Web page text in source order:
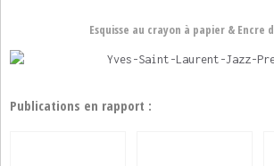
Esquisse au crayon à papier & Encre
Publications en rapport :